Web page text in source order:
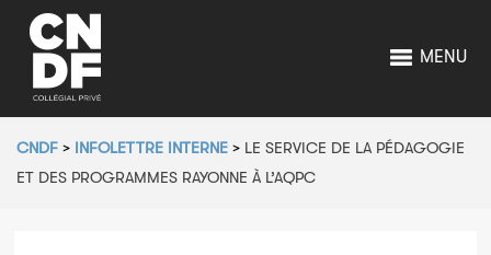
MENU
CNDF > INFOLETTRE INTERNE > LE SERVICE DE LA PÉDAGOGIE
ET DES PROGRAMMES RAYONNE À L’AQPC